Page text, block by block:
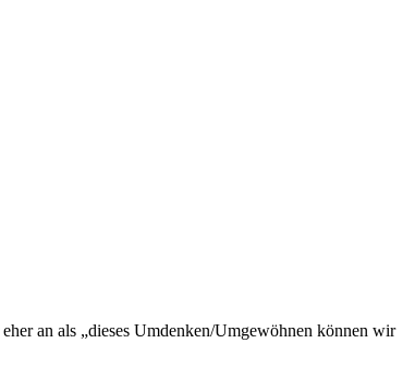
an als „dieses Umdenken/Umgewöhnen können wir